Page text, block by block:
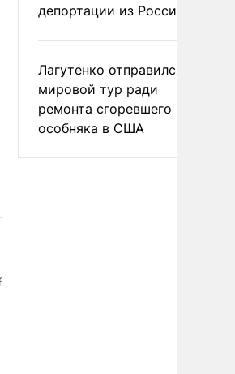
депортации из России
Лагутенко отправился в
мировой тур ради
ремонта сгоревшего
особняка в США